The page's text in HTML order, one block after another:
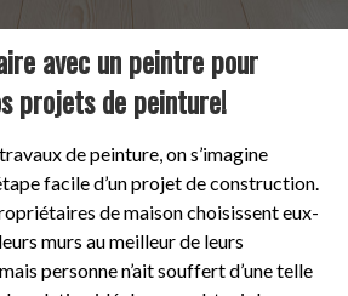
avec un peintre pour
projets de peinture!
de peinture, on s’imagine
facile d’un projet de construction.
de maison choisissent eux-
murs au meilleur de leurs
personne n’ait souffert d’une telle